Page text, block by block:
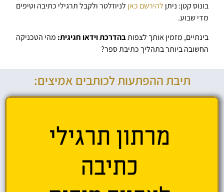
בונוס קטן: ניתן להירשם כאן לניוזלטר ולקבל תרגילי כתיבה וטיפים
מדי שבוע.
בינתיים, מזמין אותך לצפותבהדרכת וידאו חגיגית: מהי הטכניקה
החשובה ביותר בתהליך כתיבת ספר?
תיבת ההפתעות לכותבים אמיצים: